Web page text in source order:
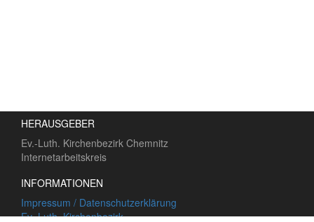
HERAUSGEBER
Ev.-Luth. Kirchenbezirk Chemnitz
Internetarbeitskreis
INFORMATIONEN
Impressum / Datenschutzerklärung
Ev.-Luth. Kirchenbezirk